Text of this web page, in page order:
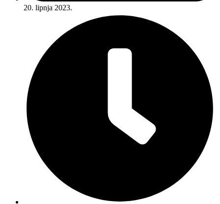
20. lipnja 2023.